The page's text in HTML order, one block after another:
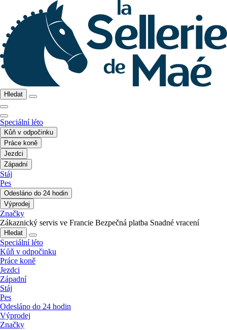
Hledat
Speciální léto
Kůň v odpočinku
Práce koně
Jezdci
Západní
Stáj
Pes
Odesláno do 24 hodin
Výprodej
Značky
Zákaznický servis ve Francie Bezpečná platba Snadné vracení
Hledat
Speciální léto
Kůň v odpočinku
Práce koně
Jezdci
Západní
Stáj
Pes
Odesláno do 24 hodin
Výprodej
Značky